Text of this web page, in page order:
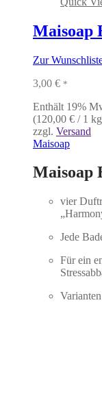
Maisoap
Zur
3,00 € *
Enthält 19%
(120,00 € / 1
zzgl. Versand
Maisoap
Maisoap
vier
Jede
Für ein